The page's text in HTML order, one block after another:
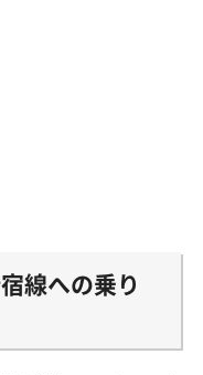
線への乗り